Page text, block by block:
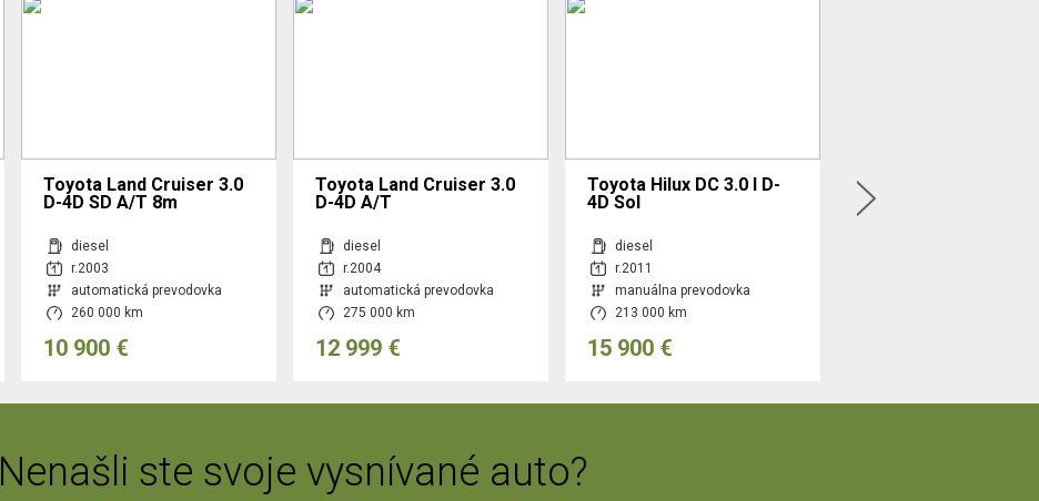
Toyota Land Cruiser 3.0
D-4D SD A/T 8m
diesel
r.2003
automatická prevodovka
260 000 km
10 900 €
Toyota Land Cruiser 3.0
D-4D A/T
diesel
r.2004
automatická prevodovka
275 000 km
12 999 €
Toyota Hilux DC 3.0 I D-
4D Sol
diesel
r.2011
manuálna prevodovka
213 000 km
15 900 €
Jeep Compass
Nenašli ste svoje vysnívané auto?